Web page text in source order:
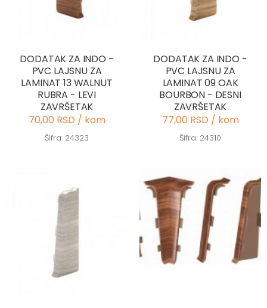
DODATAK ZA INDO -
PVC LAJSNU ZA
LAMINAT 13 WALNUT
RUBRA - LEVI
ZAVRŠETAK
70,00 RSD / kom
Šifra: 24323
DODATAK ZA INDO -
PVC LAJSNU ZA
LAMINAT 09 OAK
BOURBON - DESNI
ZAVRŠETAK
77,00 RSD / kom
Šifra: 24310